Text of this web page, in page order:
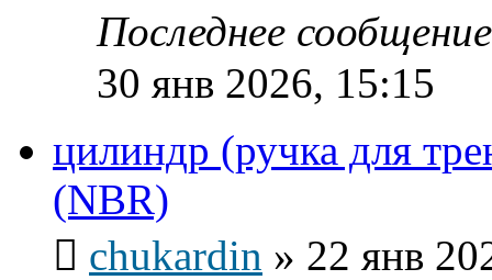
Последнее
30 янв 2026, 15:15
цилиндр (ручка для
(NBR)
chukardin » 22 янв